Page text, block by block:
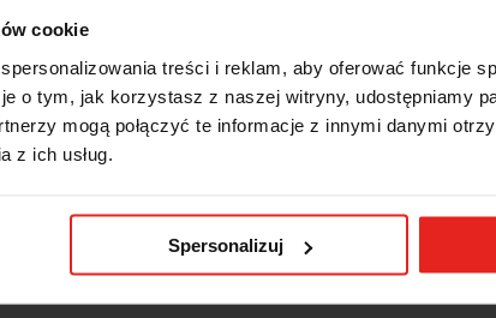
cookie
treści i reklam, aby oferować funkcje
o tym, jak korzystasz z naszej witryny, udostępniamy
mogą połączyć te informacje z innymi danymi
z ich usług.
Spersonalizuj